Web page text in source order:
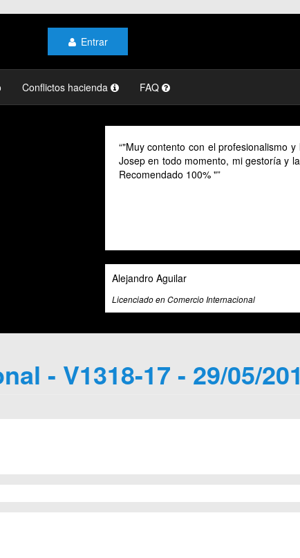
Entrar
Conflictos hacienda FAQ
"Muy contento con el profesionalismo
Josep en todo momento, mi gestoría y
Recomendado 100% "
Alejandro Aguilar
Licenciado en Comercio Internacional
- V1318-17 - 29/05/